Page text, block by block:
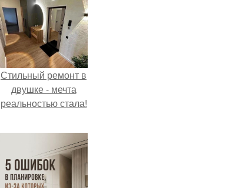
Стильный ремонт в
двушке - мечта
реальностью стала!